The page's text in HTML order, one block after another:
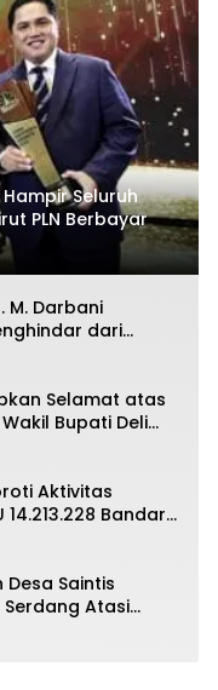
Seluruh
PLN Berbayar
M. Darbani
dari
Selamat atas
Bupati Deli
Aktivitas
14.213.228 Bandar
Saintis
Serdang Atasi